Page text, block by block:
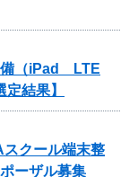
備（iPad LTE
結果】
スクール端末整
ーザル募集